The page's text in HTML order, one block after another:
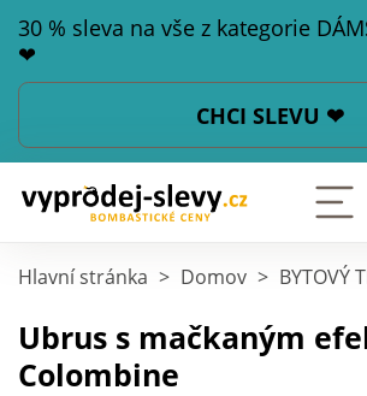
30 % sleva na vše z kategorie
❤
CHCI SLEVU ❤
Hlavní stránka > Domov > BYTOVÝ
Ubrus s mačkaným
Colombine